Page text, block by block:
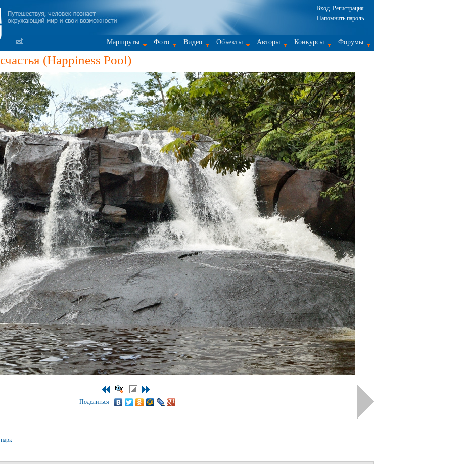
Вход Регистрация
Напомнить пароль
Маршруты Фото Видео Объекты Авторы Конкурсы Форумы
(Happiness Pool)
Поделиться